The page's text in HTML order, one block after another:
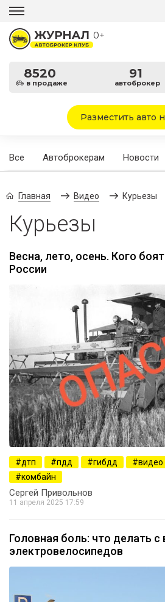
0+
8520
в продаже
91
автоброкер
Разместить авто
Все Автоброкерам Новости
Главная Видео Курьезы
Курьезы
Весна, лето, осень. Кого
России
дтп пдд гибдд видео
комбайн
Сергей Привольнов
11 апреля 2025 17:59
Головная боль: что делать
электровелосипедов